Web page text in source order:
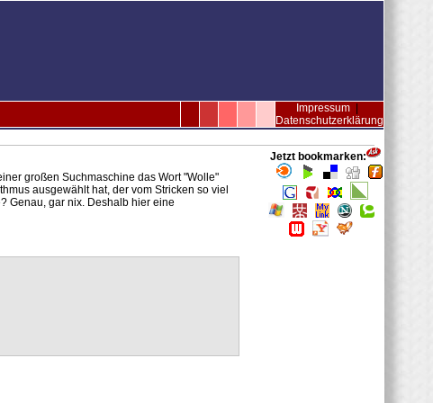
Impressum|
Datenschutzerklärung
großen Suchmaschine das Wort "Wolle"
ausgewählt hat, der vom Stricken so viel
Genau, gar nix. Deshalb hier eine
Jetzt bookmarken: